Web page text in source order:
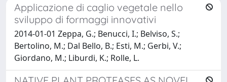
Applicazione di caglio vegetale nello
sviluppo di formaggi innovativi
2014-01-01 Zeppa, G.; Benucci, I.; Belviso, S.;
Bertolino, M.; Dal Bello, B.; Esti, M.; Gerbi, V.;
Giordano, M.; Liburdi, K.; Rolle, L.